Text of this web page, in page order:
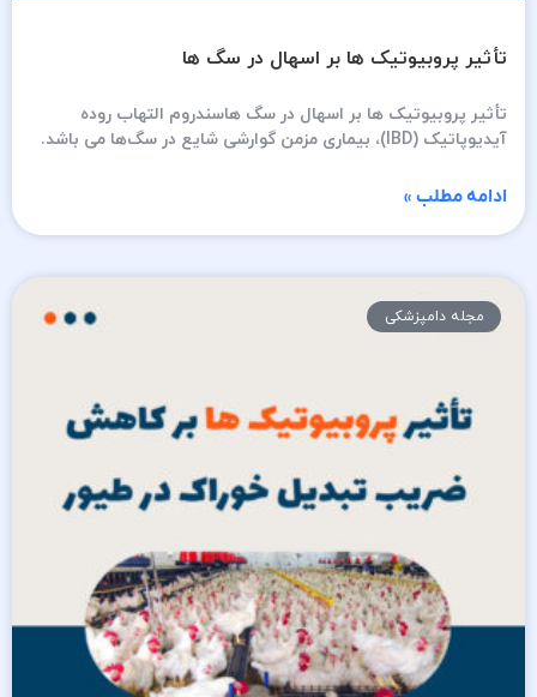
تأثیر پروبیوتیک ­ها بر اسهال در سگ ‌ها
تأثیر پروبیوتیک ها بر اسهال در سگ ‌هاسندروم التهاب روده‌
آیدیوپاتیک (IBD)، بیماری مزمن گوارشی شایع در سگ‌ها می باشد.
ادامه مطلب »
مجله دامپزشکی